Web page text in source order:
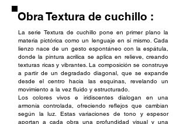
Obra Textura de cuchillo :
La serie Textura de cuchillo pone en primer plano la
materia pictórica como un lenguaje en sí mismo. Cada
lienzo nace de un gesto espontáneo con la espátula,
donde la pintura acrílica se aplica en relieve, creando
texturas ricas y vibrantes. La composición se construye
a partir de un degradado diagonal, que se expande
desde el centro hacia las esquinas, revelando un
movimiento a la vez fluido y estructurado.
Los colores vivos e iridiscentes dialogan en una
armonía controlada, ofreciendo reflejos que cambian
según la luz. Estas variaciones de tono y espesor
aportan a cada obra una profundidad visual y una